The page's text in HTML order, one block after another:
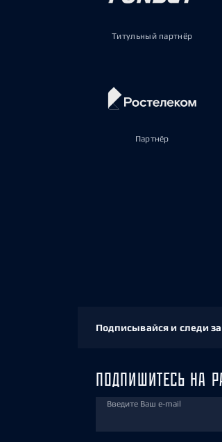
Титульный партнёр
Партнёр
Подписывайся и следи
ПОДПИШИТЕСЬ НА
Введите Ваш e-mail